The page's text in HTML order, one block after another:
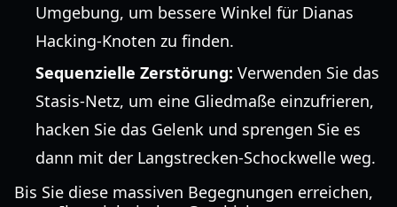
Umgebung, um bessere Winkel für Dianas
Hacking-Knoten zu finden.
Sequenzielle Zerstörung: Verwenden Sie das
Stasis-Netz, um eine Gliedmaße einzufrieren,
hacken Sie das Gelenk und sprengen Sie es
dann mit der Langstrecken-Schockwelle weg.
Bis Sie diese massiven Begegnungen erreichen,